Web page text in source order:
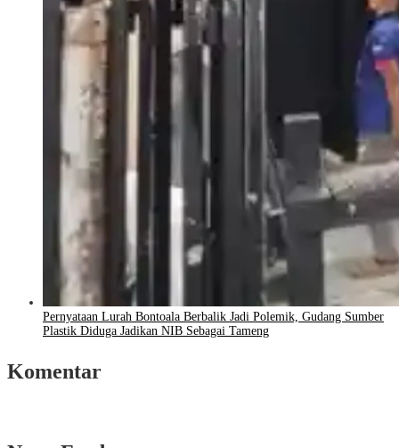
Pernyataan Lurah Bontoala Berbalik Jadi Polemik, Gudang Sumber
Plastik Diduga Jadikan NIB Sebagai Tameng
Komentar